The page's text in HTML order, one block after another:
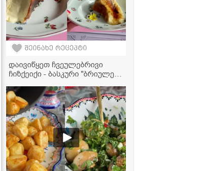
შეინახე რეცეპტი
დაივიწყეთ ჩვეულებრივი
ჩიზქეიქი - ბასკური "ბრიულე",
იპყრობს!